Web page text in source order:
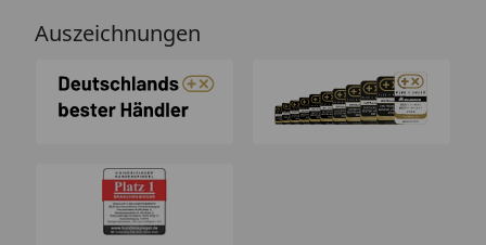
Auszeichnungen